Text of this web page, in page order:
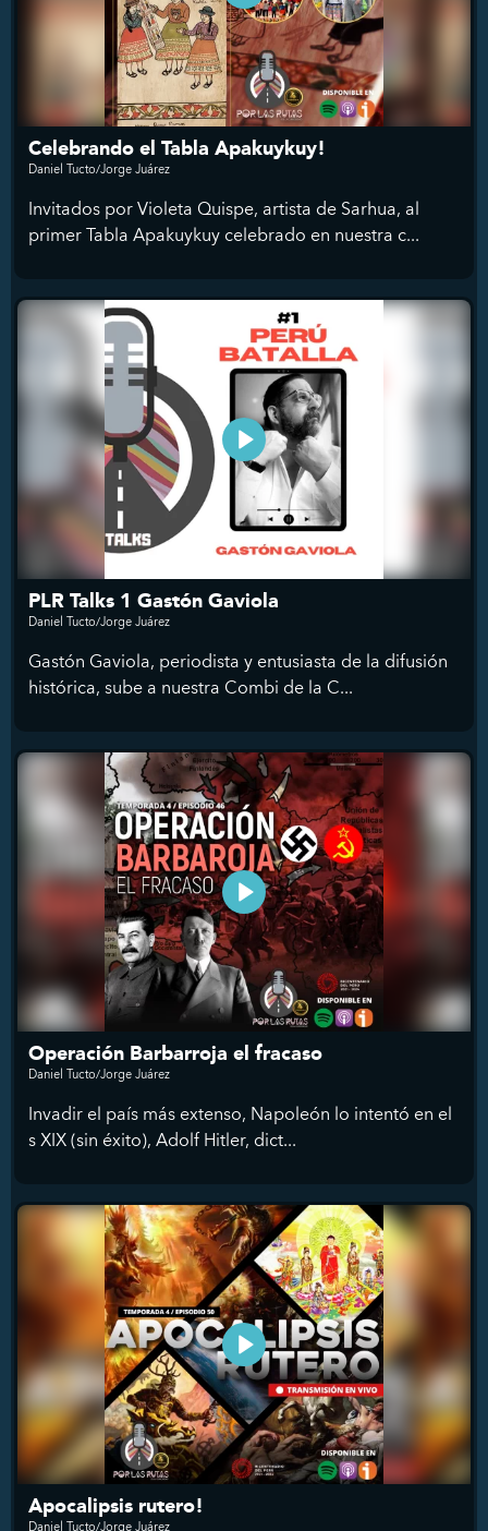
Celebrando el Tabla Apakuykuy!
Daniel Tucto/Jorge Juárez
Invitados por Violeta Quispe, artista de Sarhua, al
primer Tabla Apakuykuy celebrado en nuestra c...
PLR Talks 1 Gastón Gaviola
Daniel Tucto/Jorge Juárez
Gastón Gaviola, periodista y entusiasta de la difusión
histórica, sube a nuestra Combi de la C...
Operación Barbarroja el fracaso
Daniel Tucto/Jorge Juárez
Invadir el país más extenso, Napoleón lo intentó en el
s XIX (sin éxito), Adolf Hitler, dict...
Apocalipsis rutero!
Daniel Tucto/Jorge Juárez